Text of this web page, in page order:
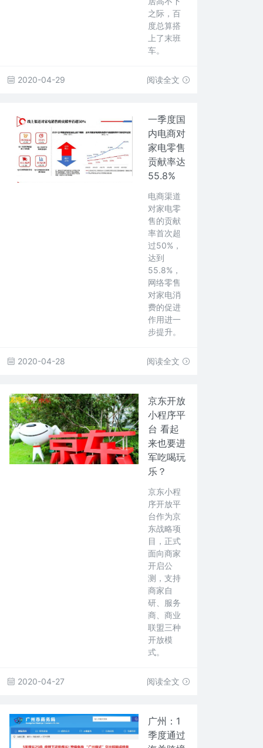
之际，百
度总算搭
上了末班
车。
2020-04-29 阅读全文
一季度国
内电商对
家电零售
贡献率达
55.8%
电商渠道
对家电零
售的贡献
率首次超
过50%，
达到
55.8%，
网络零售
对家电消
费的促进
作用进一
步提升。
2020-04-28 阅读全文
京东开放
小程序平
台 看起
来也要进
军吃喝玩
乐？
京东小程
序开放平
台作为京
东战略项
目，正式
面向商家
开启公
测，支持
商家自
研、服务
商、商业
联盟三种
开放模
式。
2020-04-27 阅读全文
广州：1
季度通过